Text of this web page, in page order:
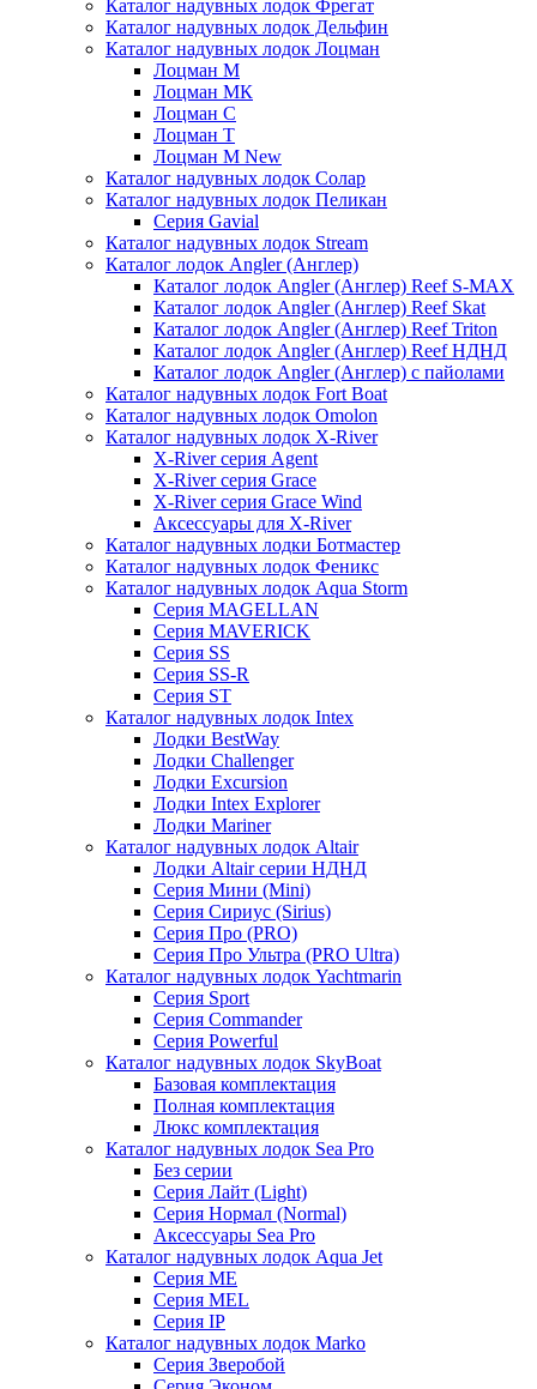
Каталог надувных лодок Фрегат
Каталог надувных лодок Дельфин
Каталог надувных лодок Лоцман
Лоцман М
Лоцман МК
Лоцман С
Лоцман Т
Лоцман М New
Каталог надувных лодок Солар
Каталог надувных лодок Пеликан
Серия Gavial
Каталог надувных лодок Stream
Каталог лодок Angler (Англер)
Каталог лодок Angler (Англер) Reef S-MAX
Каталог лодок Angler (Англер) Reef Skat
Каталог лодок Angler (Англер) Reef Triton
Каталог лодок Angler (Англер) Reef НДНД
Каталог лодок Angler (Англер) с пайолами
Каталог надувных лодок Fort Boat
Каталог надувных лодок Omolon
Каталог надувных лодок X-River
X-River серия Agent
X-River серия Grace
X-River серия Grace Wind
Аксессуары для X-River
Каталог надувных лодки Ботмастер
Каталог надувных лодок Феникc
Каталог надувных лодок Aqua Storm
Серия MAGELLAN
Серия MAVERICK
Серия SS
Серия SS-R
Серия ST
Каталог надувных лодок Intex
Лодки BestWay
Лодки Challenger
Лодки Excursion
Лодки Intex Explorer
Лодки Mariner
Каталог надувных лодок Altair
Лодки Altair серии НДНД
Серия Мини (Mini)
Серия Сириус (Sirius)
Серия Про (PRO)
Серия Про Ультра (PRO Ultra)
Каталог надувных лодок Yachtmarin
Серия Sport
Серия Commander
Серия Powerful
Каталог надувных лодок SkyBoat
Базовая комплектация
Полная комплектация
Люкс комплектация
Каталог надувных лодок Sea Pro
Без серии
Серия Лайт (Light)
Серия Нормал (Normal)
Аксессуары Sea Pro
Каталог надувных лодок Aqua Jet
Серия ME
Серия MEL
Серия IP
Каталог надувных лодок Marko
Серия Зверобой